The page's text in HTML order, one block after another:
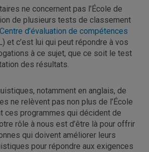
ne concernent pas l’École de
de plusieurs tests de classement
Centre d’évaluation de compétences
et c’est lui qui peut répondre à vos
à ce sujet, que ce soit le test
des résultats.
notamment en anglais, de
ne relèvent pas non plus de l’École
ces programmes qui décident de
rôle à nous est d’être là pour offrir
qui doivent améliorer leurs
pour répondre aux exigences